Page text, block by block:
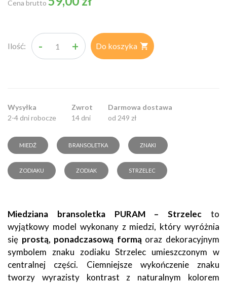
Cena brutto
Ilość: - + Do koszyka 
Wysyłka
2-4 dni robocze
Zwrot
14 dni
Darmowa dostawa
od 249 zł
MIEDŹ BRANSOLETKA ZNAKI
ZODIAKU ZODIAK STRZELEC
Miedziana bransoletka PURAM – Strzelec to
wyjątkowy model wykonany z miedzi, który wyróżnia
się prostą, ponadczasową formą oraz dekoracyjnym
symbolem znaku zodiaku Strzelec umieszczonym w
centralnej części. Ciemniejsze wykończenie znaku
tworzy wyrazisty kontrast z naturalnym kolorem